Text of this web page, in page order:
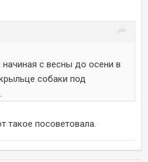
с весны до осени в
собаки под
такое посоветовала.